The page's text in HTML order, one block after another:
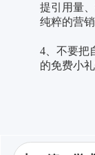
提引用量
纯粹的营
4、不要把
的免费小礼